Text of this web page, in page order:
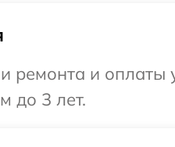
ремонта и оплаты
до 3 лет.